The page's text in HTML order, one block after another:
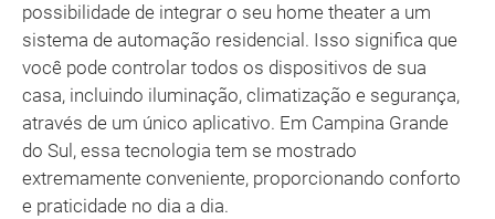
possibilidade de integrar o seu home theater a um
sistema de automação residencial. Isso significa que
você pode controlar todos os dispositivos de sua
casa, incluindo iluminação, climatização e segurança,
através de um único aplicativo. Em Campina Grande
do Sul, essa tecnologia tem se mostrado
extremamente conveniente, proporcionando conforto
e praticidade no dia a dia.